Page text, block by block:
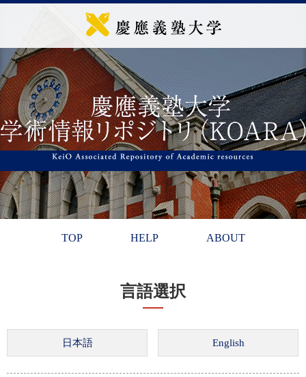
TOP HELP ABOUT
言語選択